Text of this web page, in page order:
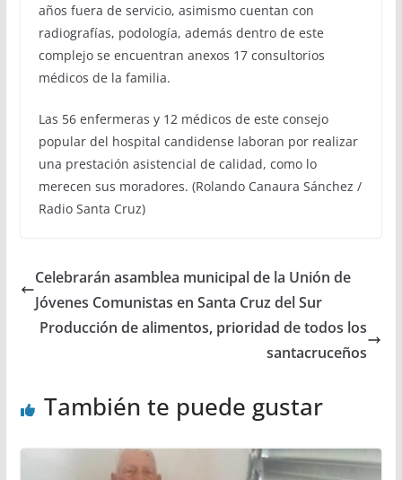
años fuera de servicio, asimismo cuentan con
radiografías, podología, además dentro de este
complejo se encuentran anexos 17 consultorios
médicos de la familia.
Las 56 enfermeras y 12 médicos de este consejo
popular del hospital candidense laboran por realizar
una prestación asistencial de calidad, como lo
merecen sus moradores. (Rolando Canaura Sánchez /
Radio Santa Cruz)
Celebrarán asamblea municipal de la Unión de
Jóvenes Comunistas en Santa Cruz del Sur
Producción de alimentos, prioridad de todos los
santacruceños
También te puede gustar